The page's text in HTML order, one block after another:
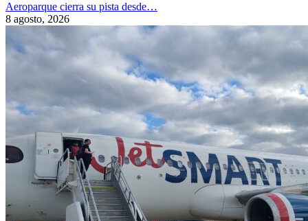
Aeroparque cierra su pista desde…
8 agosto, 2026